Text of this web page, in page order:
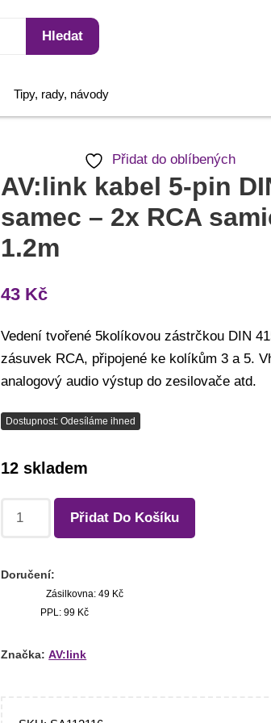
Hledat
Tipy, rady, návody
Přidat do oblíbených
AV:link kabel 5-pin
samec – 2x RCA
1.2m
43 Kč
Vedení tvořené 5kolíkovou zástrčkou DIN
zásuvek RCA, připojené ke kolíkům 3 a 5.
analogový audio výstup do zesilovače atd.
Dostupnost: Odesíláme ihned
12 skladem
Přidat Do Košíku
Doručení:
Zásilkovna: 49 Kč
PPL: 99 Kč
Značka: AV:link